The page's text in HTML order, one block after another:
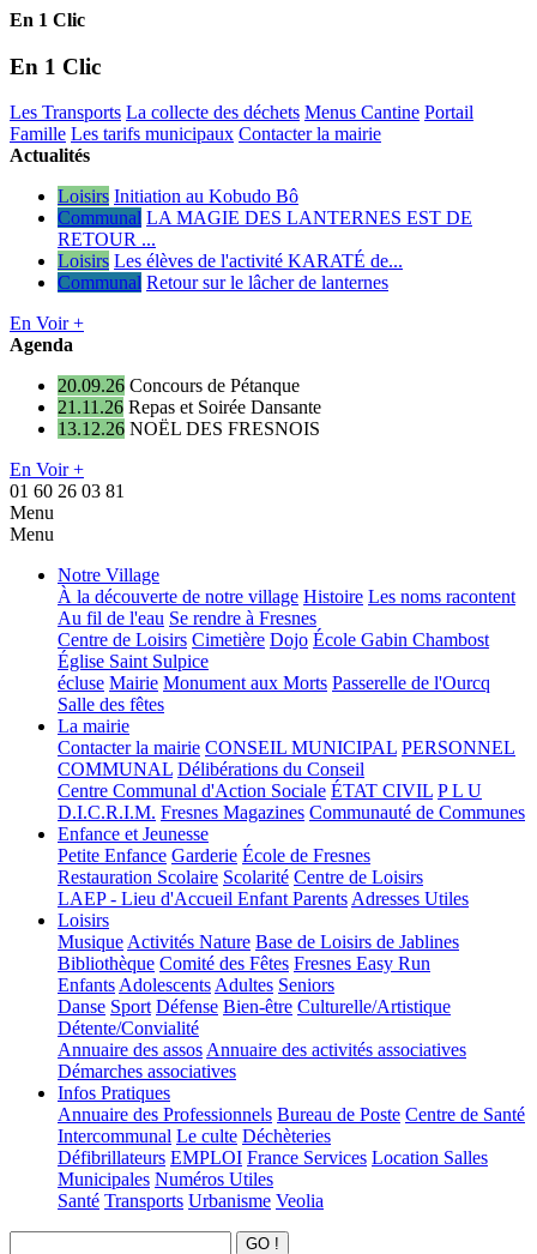
En 1 Clic
En 1 Clic
Les Transports La collecte des déchets Menus Cantine Portail
Famille Les tarifs municipaux Contacter la mairie
Actualités
Loisirs Initiation au Kobudo Bô
Communal LA MAGIE DES LANTERNES EST DE
RETOUR ...
Loisirs Les élèves de l'activité KARATÉ de...
Communal Retour sur le lâcher de lanternes
En Voir +
Agenda
20.09.26 Concours de Pétanque
21.11.26 Repas et Soirée Dansante
13.12.26 NOËL DES FRESNOIS
En Voir +
01 60 26 03 81
Menu
Menu
Notre Village
À la découverte de notre village Histoire Les noms racontent
Au fil de l'eau Se rendre à Fresnes
Centre de Loisirs Cimetière Dojo École Gabin Chambost
Église Saint Sulpice
écluse Mairie Monument aux Morts Passerelle de l'Ourcq
Salle des fêtes
La mairie
Contacter la mairie CONSEIL MUNICIPAL PERSONNEL
COMMUNAL Délibérations du Conseil
Centre Communal d'Action Sociale ÉTAT CIVIL P L U
D.I.C.R.I.M. Fresnes Magazines Communauté de Communes
Enfance et Jeunesse
Petite Enfance Garderie École de Fresnes
Restauration Scolaire Scolarité Centre de Loisirs
LAEP - Lieu d'Accueil Enfant ParentsAdresses Utiles
Loisirs
MusiqueActivités Nature Base de Loisirs de Jablines
Bibliothèque Comité des Fêtes Fresnes Easy Run
EnfantsAdolescentsAdultes Seniors
Danse Sport Défense Bien-être Culturelle/Artistique
Détente/Convialité
Annuaire des assosAnnuaire des activités associatives
Démarches associatives
Infos Pratiques
Annuaire des Professionnels Bureau de Poste Centre de Santé
Intercommunal Le culte Déchèteries
Défibrillateurs EMPLOI France Services Location Salles
Municipales Numéros Utiles
Santé Transports Urbanisme Veolia